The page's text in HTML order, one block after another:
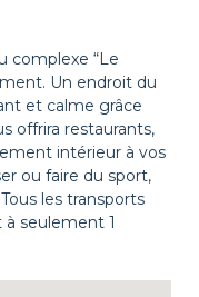
complexe “Le
Un endroit du
et calme grâce
offrira restaurants,
intérieur à vos
ou faire du sport,
les transports
à seulement 1